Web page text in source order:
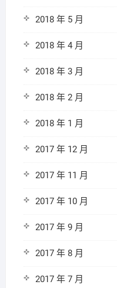
2018 年 5 月
2018 年 4 月
2018 年 3 月
2018 年 2 月
2018 年 1 月
2017 年 12 月
2017 年 11 月
2017 年 10 月
2017 年 9 月
2017 年 8 月
2017 年 7 月